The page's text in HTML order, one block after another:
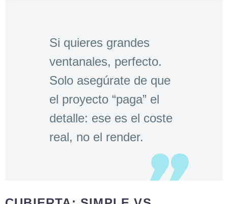
Si quieres grandes
ventanales, perfecto.
Solo asegúrate de que
el proyecto “paga” el
detalle: ese es el coste
real, no el render.